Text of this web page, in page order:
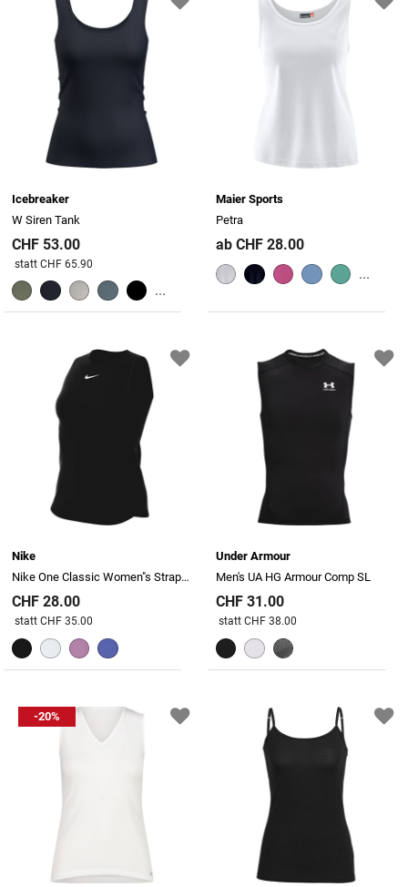
Icebreaker
W Siren Tank
CHF 53.00
Preis reduziert von
statt CHF 65.90
...
Maier Sports
Petra
ab CHF 28.00
...
Nike
Nike One Classic Women"s Strappy Dri-Fit
CHF 28.00
Preis reduziert von
statt CHF 35.00
Under Armour
Men's UA HG Armour Comp SL
CHF 31.00
Preis reduziert von
statt CHF 38.00
-20%